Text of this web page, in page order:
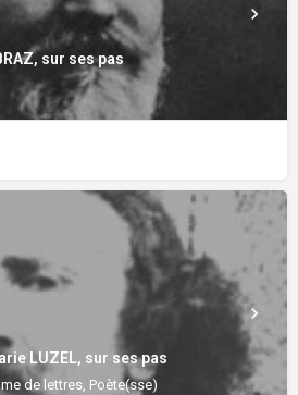
sur ses pas
LUZEL, sur ses pas
de lettres, Poète(sse)